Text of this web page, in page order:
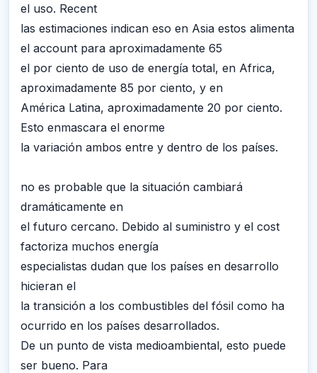
el uso. Recent
las estimaciones indican eso en Asia estos alimenta
el account para aproximadamente 65
el por ciento de uso de energía total, en Africa,
aproximadamente 85 por ciento, y en
América Latina, aproximadamente 20 por ciento.
Esto enmascara el enorme
la variación ambos entre y dentro de los países.
no es probable que la situación cambiará
dramáticamente en
el futuro cercano. Debido al suministro y el cost
factoriza muchos energía
especialistas dudan que los países en desarrollo
hicieran el
la transición a los combustibles del fósil como ha
ocurrido en los países desarrollados.
De un punto de vista medioambiental, esto puede
ser bueno. Para